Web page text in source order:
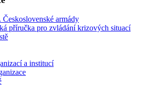
Československé armády
příručka pro zvládání krizových situací
a institucí